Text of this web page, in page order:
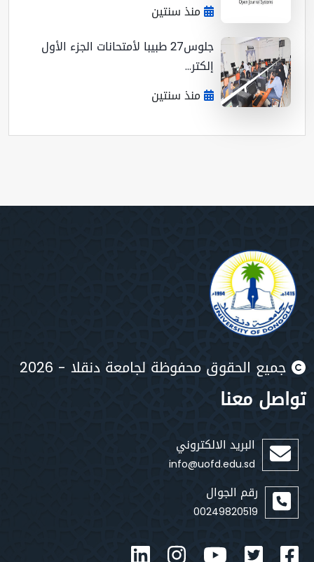
منذ سنتين
جلوس27 طبيبا لأمتحانات الجزء الأول
إلكتر...
منذ سنتين
الحقوق محفوظة لجامعة دنقلا - 2026
معنا
البريد الالكتروني
info@uofd.edu.sd
رقم الجوال
00249820519